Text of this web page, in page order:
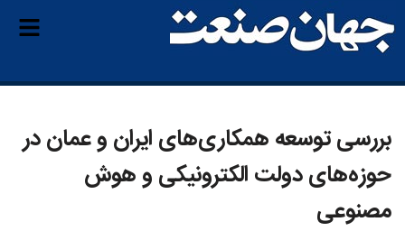
بررسی توسعه همکاری‌های ایران و عمان در
حوزه‌های دولت الکترونیکی و هوش
مصنوعی